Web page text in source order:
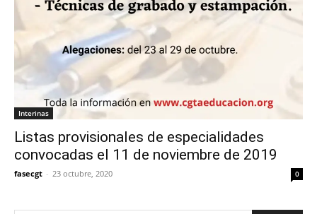
Interinas
Listas provisionales de especialidades
convocadas el 11 de noviembre de 2019
fasecgt - 23 octubre, 2020 0